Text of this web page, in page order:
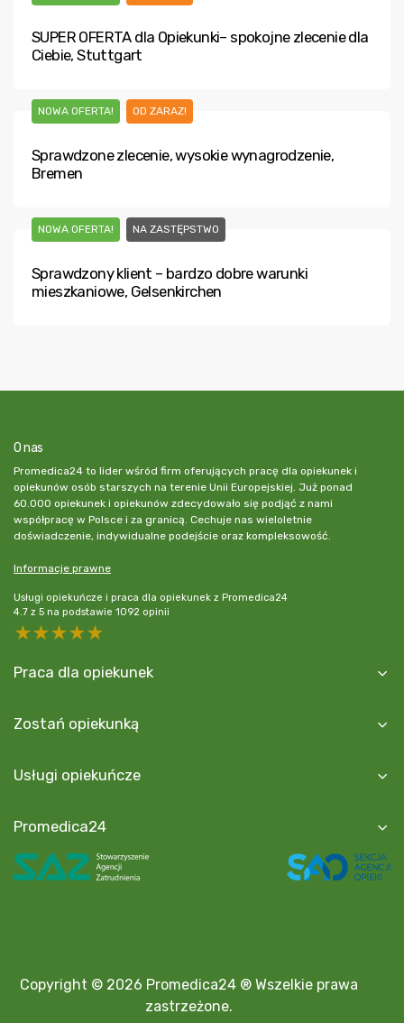
SUPER OFERTA dla Opiekunki– spokojne zlecenie dla
Ciebie, Stuttgart
NOWA OFERTA! OD ZARAZ!
Sprawdzone zlecenie, wysokie wynagrodzenie,
Bremen
NOWA OFERTA! NA ZASTĘPSTWO
Sprawdzony klient – bardzo dobre warunki
mieszkaniowe, Gelsenkirchen
O nas
Promedica24 to lider wśród firm oferujących pracę dla opiekunek i
opiekunów osób starszych na terenie Unii Europejskiej. Już ponad
60.000 opiekunek i opiekunów zdecydowało się podjąć z nami
współpracę w Polsce i za granicą. Cechuje nas wieloletnie
doświadczenie, indywidualne podejście oraz kompleksowość.
Informacje prawne
Usługi opiekuńcze i praca dla opiekunek z Promedica24
4.7 z 5 na podstawie 1092 opinii
5 stars
4 stars
3 stars
2 stars
Praca dla opiekunek
Zostań opiekunką
Usługi opiekuńcze
Promedica24
Copyright © 2026 Promedica24 ® Wszelkie prawa
zastrzeżone.